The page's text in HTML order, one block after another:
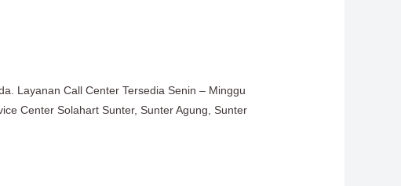
Layanan Call Center Tersedia Senin – Minggu
Center Solahart Sunter, Sunter Agung, Sunter